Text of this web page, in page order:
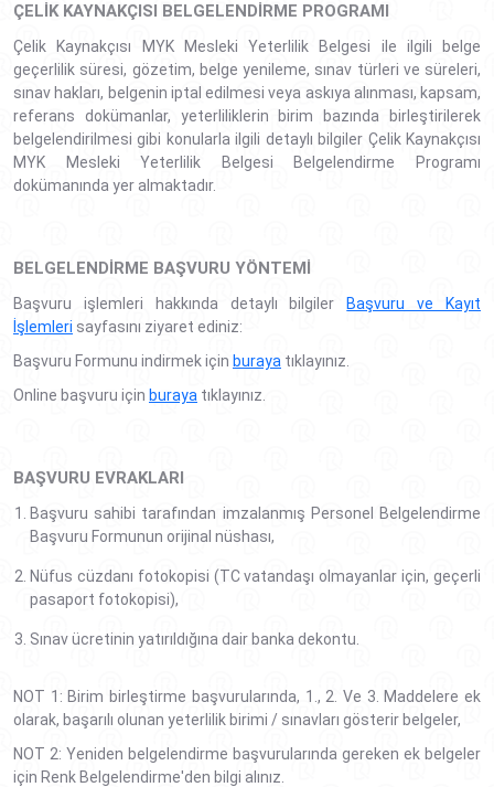
ÇELIK KAYNAKÇISI BELGELENDIRME PROGRAMI
Çelik Kaynakçısı MYK Mesleki Yeterlilik Belgesi ile ilgili belge
geçerlilik süresi, gözetim, belge yenileme, sınav türleri ve süreleri,
sınav hakları, belgenin iptal edilmesi veya askıya alınması, kapsam,
referans dokümanlar, yeterliliklerin birim bazında birleştirilerek
belgelendirilmesi gibi konularla ilgili detaylı bilgiler Çelik Kaynakçısı
MYK Mesleki Yeterlilik Belgesi Belgelendirme Programı
dokümanında yer almaktadır.
BELGELENDIRME BAŞVURU YÖNTEMI
Başvuru işlemleri hakkında detaylı bilgiler
Başvuru ve Kayıt
İşlemleri sayfasını ziyaret ediniz:
Başvuru Formunu indirmek için buraya tıklayınız.
Online başvuru için buraya tıklayınız.
BAŞVURU EVRAKLARI
Başvuru sahibi tarafından imzalanmış Personel Belgelendirme
Başvuru Formunun orijinal nüshası,
Nüfus cüzdanı fotokopisi (TC vatandaşı olmayanlar için, geçerli
pasaport fotokopisi),
Sınav ücretinin yatırıldığına dair banka dekontu.
NOT 1: Birim birleştirme başvurularında, 1., 2. Ve 3. Maddelere ek
olarak, başarılı olunan yeterlilik birimi / sınavları gösterir belgeler,
NOT 2: Yeniden belgelendirme başvurularında gereken ek belgeler
için Renk Belgelendirme'den bilgi alınız.